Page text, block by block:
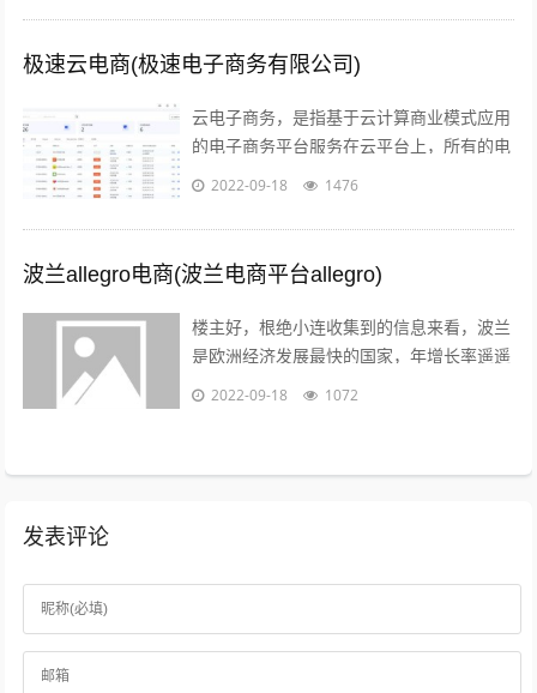
极速云电商(极速电子商务有限公司)
云电子商务，是指基于云计算商业模式应用
的电子商务平台服务在云平台上，所有的电
子商务供应商，代理商，策划服务商，制作
2022-09-18 1476
波兰allegro电商(波兰电商平台allegro)
楼主好，根绝小连收集到的信息来看，波兰
是欧洲经济发展最快的国家，年增长率遥遥
领先英法德目前，波兰拥有大约2000万的
2022-09-18 1072
发表评论